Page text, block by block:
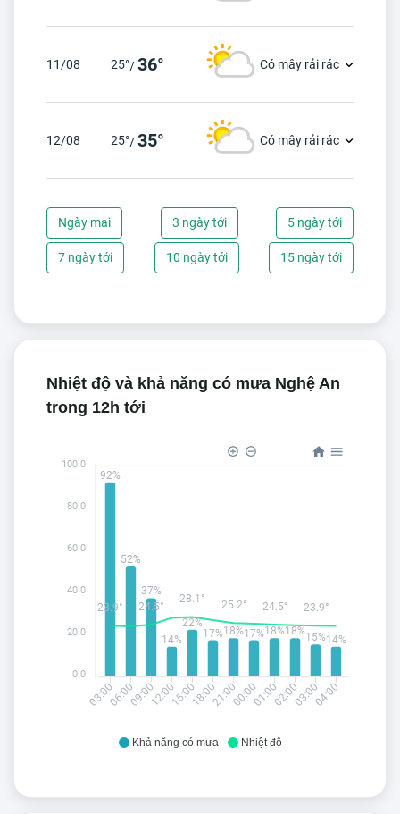
11/08 25°/36° Có mây rải rác
12/08 25°/35° Có mây rải rác
Ngày mai 3 ngày tới 5 ngày tới
7 ngày tới 10 ngày tới 15 ngày tới
Nhiệt độ và khả năng có mưa Nghệ An
trong 12h tới
Khả năng có mưa Nhiệt độ
03:0006:0009:0012:0015:0018:0021:0000:0001:0002:0003:0004:00
92%
52%
37%
14%
22%
17%18%17%18%18%
15%14%
23.9° 24.5°
28.1° 25.2° 24.5° 23.9°
100.0
80.0
60.0
40.0
20.0
0.0